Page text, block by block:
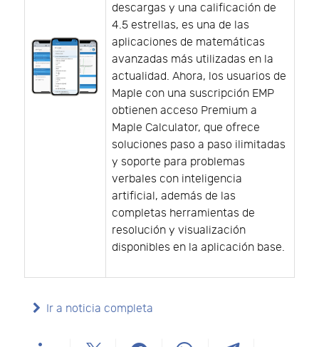
descargas y una calificación de
4.5 estrellas, es una de las
aplicaciones de matemáticas
avanzadas más utilizadas en la
actualidad. Ahora, los usuarios de
Maple con una suscripción EMP
obtienen acceso Premium a
Maple Calculator, que ofrece
soluciones paso a paso ilimitadas
y soporte para problemas
verbales con inteligencia
artificial, además de las
completas herramientas de
resolución y visualización
disponibles en la aplicación base.
Ir a noticia completa